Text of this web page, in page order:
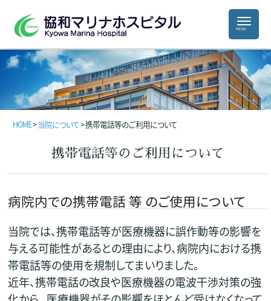
HOME>当院について>携帯電話等のご利用について
携帯電話等のご利用について
病院内での携帯電話 等 のご使用について
当院では、携帯電話等が医療機器に誤作動等の影響を
与える可能性があるとの理由により、病院内における携
帯電話等の使用を規制してまいりました。
近年、携帯電話の改良や医療機器の電波干渉対策の強